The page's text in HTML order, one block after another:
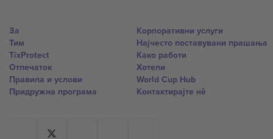
За
Тим
TixProtect
Отпечаток
Правила и услови
Придружна програма
Корпоративни услуги
Најчесто поставувани прашања
Како работи
Хотели
World Cup Hub
Контактирајте нѐ